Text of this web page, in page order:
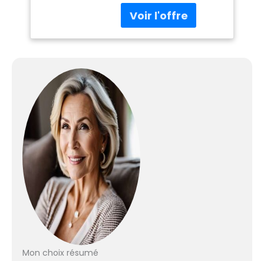
98% d'ingrédients
d'origine naturelle
(500ml)
pour la toilette du
visage, du corps et du
siège, ainsi que pour le
dermatologique et
pédiatrique.
Hypoallergénique :
formulé pour minimiser
allergiques et assurer
une haute tolérance.
L'actif principal est la
Perséose d'Avocat BIO :
protège la barrière
cutanée, hydrate et
Mon choix résumé